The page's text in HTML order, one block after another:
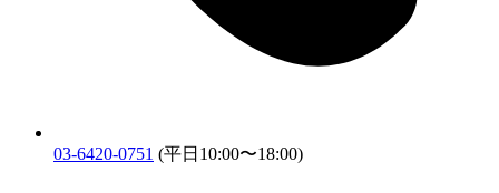
03-6420-0751 (平日10:00〜18:00)